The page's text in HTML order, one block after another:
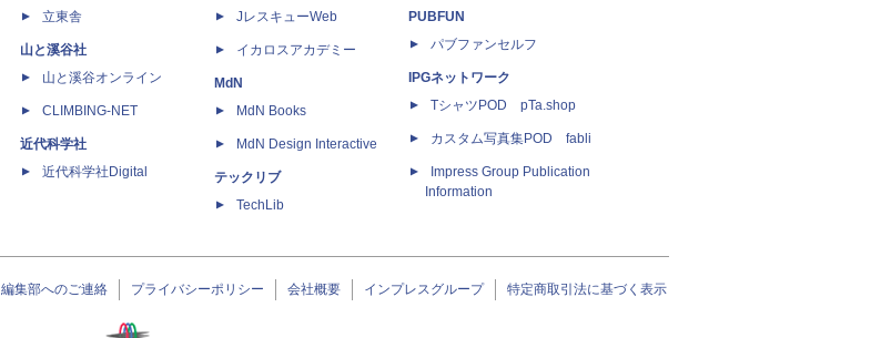
立東舎
山と溪谷社
山と溪谷オンライン
CLIMBING-NET
近代科学社
近代科学社Digital
JレスキューWeb
イカロスアカデミー
MdN
MdN Books
MdN Design Interactive
テックリブ
TechLib
PUBFUN
パブファンセルフ
IPGネットワーク
TシャツPOD pTa.shop
カスタム写真集POD fabli
Impress Group Publication
Information
編集部へのご連絡 プライバシーポリシー 会社概要 インプレスグループ 特定商取引法に基づく表示